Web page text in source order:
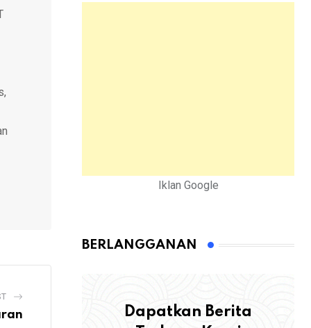
Iklan Google
BERLANGGANAN
Dapatkan Berita